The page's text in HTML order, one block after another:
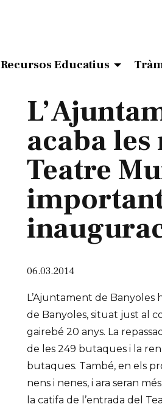
Recursos Educatius
acaba
Teatre
06.03.2014
L’Ajuntament de Banyoles
de Banyoles, situat just al
gairebé 20 anys. La
de les 249 butaques i la
butaques. També, en els
nens i nenes, i ara seran
la catifa de l’entrada del